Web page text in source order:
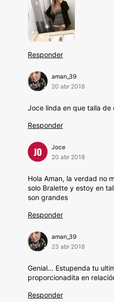
Responder
aman_39
20 abr 2018
Joce linda en que talla de
Responder
JO
Joce
20 abr 2018
Hola Aman, la verdad no
solo Bralette y estoy en
son grandes
Responder
aman_39
23 abr 2018
Genial... Estupenda tu
proporcionadita en
Responder